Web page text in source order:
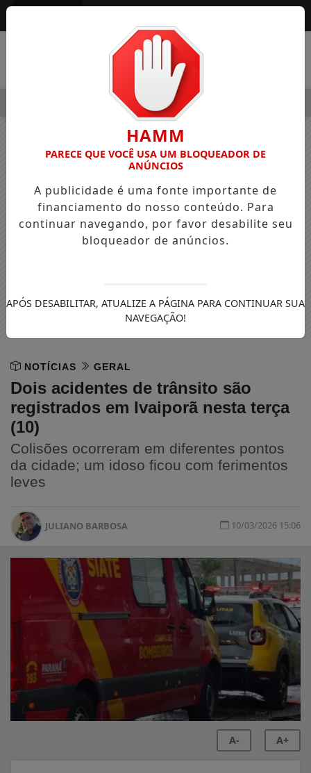
OSVALDO PEDRO DOS SANTOS, O “NEGUINHO DA
NOTÍCIAS GERAL
Dois acidentes de trânsito são
registrados em Ivaiporã nesta terça
(10)
Colisões ocorreram em diferentes pontos
da cidade; um idoso ficou com ferimentos
leves
JULIANO BARBOSA 10/03/2026 15:06
A- A+
HAMM
PARECE QUE VOCÊ USA UM BLOQUEADOR DE
ANÚNCIOS
A publicidade é uma fonte importante de
financiamento do nosso conteúdo. Para
continuar navegando, por favor desabilite seu
bloqueador de anúncios.
APÓS DESABILITAR, ATUALIZE A PÁGINA PARA CONTINUAR SUA
NAVEGAÇÃO!